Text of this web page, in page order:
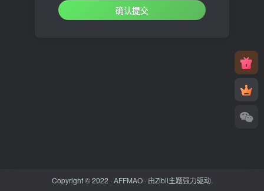
确认提交
Copyright © 2022 ·AFFMAO· 由Zibll主题强力驱动.